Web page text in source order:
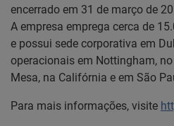
encerrado em 31 de março de
A empresa emprega cerca de
e possui sede corporativa em
operacionais em Nottingham,
Mesa, na Califórnia e em São
Para mais informações, visite